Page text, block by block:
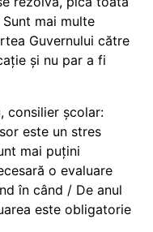
mai multe
Guvernului către
și nu par a fi
consilier școlar:
este un stres
mai puțini
o evaluare
în când / De anul
este obligatorie